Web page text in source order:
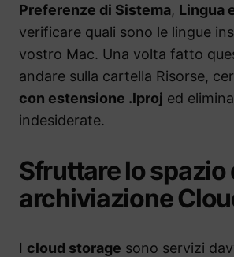
Preferenze di Sistema, Lingua
verificare quali sono le lingue
vostro Mac. Una volta fatto
andare sulla cartella Risorse,
con estensione .lproj ed
indesiderate.
Sfruttare lo spazio
archiviazione
I cloud storage sono servizi